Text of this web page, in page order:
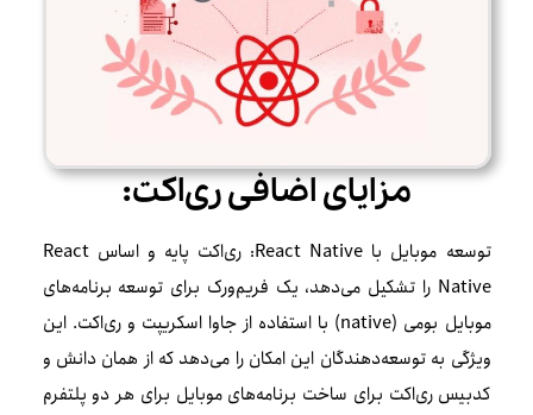
مزایای اضافی ری‌اکت:
توسعه موبایل با React Native: ری‌اکت پایه و اساس React
Native را تشکیل می‌دهد، یک فریم‌ورک برای توسعه برنامه‌های
موبایل بومی (native) با استفاده از جاوا اسکریپت و ری‌اکت. این
ویژگی به توسعه‌دهندگان این امکان را می‌دهد که از همان دانش و
کدبیس ری‌اکت برای ساخت برنامه‌های موبایل برای هر دو پلتفرم